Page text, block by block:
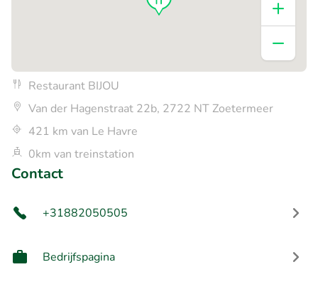
Restaurant BIJOU
Van der Hagenstraat 22b, 2722 NT Zoetermeer
421 km van Le Havre
0km van treinstation
Contact
+31882050505
Bedrijfspagina